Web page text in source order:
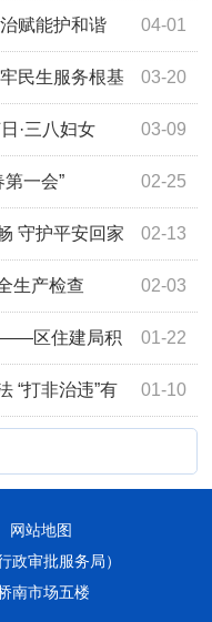
04-01
赋能护和谐
03-20
民生服务根基
03-09
·三八妇女
02-25
一会”
02-13
守护平安回家
02-03
生产检查
01-22
——区住建局积
01-10
“打非治违”有
网站地图
政审批服务局）
南市场五楼